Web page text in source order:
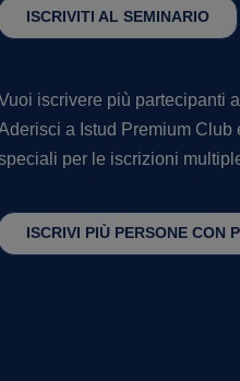
ISCRIVITI AL SEMINARIO
iscrivere più partecipanti
a Istud Premium Club
per le iscrizioni
ISCRIVI PIÙ PERSONE CON